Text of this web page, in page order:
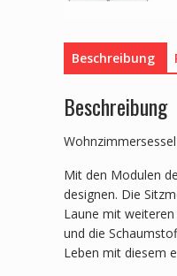
Beschreibung
Beschreibung
Mit den Modulen
designen. Die
Laune mit
und die
Leben mit diesem